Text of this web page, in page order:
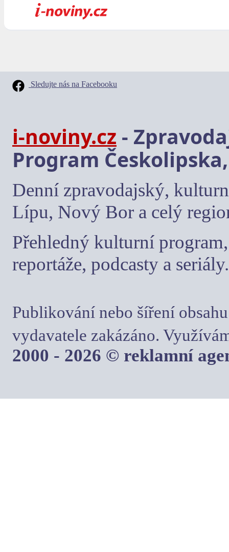
Sledujte nás na Facebooku
i-noviny.cz -
Program
Denní zpravodajský,
Lípu, Nový Bor a celý
Přehledný kulturní
reportáže, podcasty a seriály.
Publikování nebo šíření
vydavatele zakázáno.
2000 - 2026 © reklamní